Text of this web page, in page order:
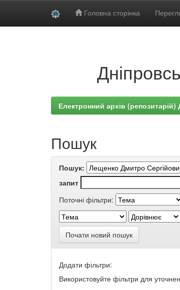
Головна сторінка
Електронний архів
Пошук
Пошук:
запит
Поточні фільтри:
Почати новий пошук
Додати фільтри:
Використовуйте фільтри для